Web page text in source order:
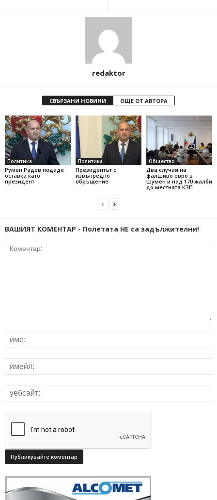
redaktor
СВЪРЗАНИ НОВИНИ ОЩЕ ОТ АВТОРА
Политика
Румен Радев подаде
оставка като
президент
Политика
Президентът с
извънредно
обръщение
Общество
Два случая на
фалшиво евро в
Шумен и над 170 жалби
до местната КЗП
ВАШИЯТ КОМЕНТАР - Полетата НЕ са задължителни!